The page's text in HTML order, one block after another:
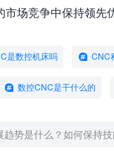
场竞争中保持领先
是数控机床吗 CNC
数控CNC是干什么的
势是什么？如何保持技